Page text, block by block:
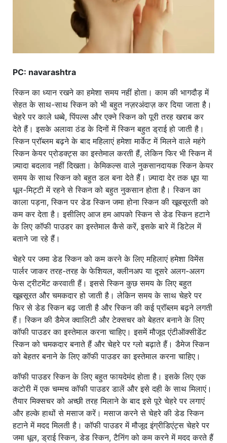
PC: navarashtra
स्किन का ध्यान रखने का हमेशा समय नहीं होता। काम की भागदौड़ में
सेहत के साथ-साथ स्किन को भी बहुत नज़रअंदाज़ कर दिया जाता है।
चेहरे पर काले धब्बे, पिंपल्स और एक्ने स्किन को पूरी तरह खराब कर
देते हैं। इसके अलावा ठंड के दिनों में स्किन बहुत ड्राई हो जाती है।
स्किन प्रॉब्लम बढ़ने के बाद महिलाएं हमेशा मार्केट में मिलने वाले महंगे
स्किन केयर प्रोडक्ट्स का इस्तेमाल करती हैं, लेकिन फिर भी स्किन में
ज़्यादा बदलाव नहीं दिखता। केमिकल्स वाले नुकसानदायक स्किन केयर
समय के साथ स्किन को बहुत डल बना देते हैं। ज़्यादा देर तक धूप या
धूल-मिट्टी में रहने से स्किन को बहुत नुकसान होता है। स्किन का
काला पड़ना, स्किन पर डेड स्किन जमा होना स्किन की खूबसूरती को
कम कर देता है। इसीलिए आज हम आपको स्किन से डेड स्किन हटाने
के लिए कॉफी पाउडर का इस्तेमाल कैसे करें, इसके बारे में डिटेल में
बताने जा रहे हैं।
चेहरे पर जमा डेड स्किन को कम करने के लिए महिलाएं हमेशा विमेंस
पार्लर जाकर तरह-तरह के फेशियल, क्लीनअप या दूसरे अलग-अलग
फेस ट्रीटमेंट करवाती हैं। इससे स्किन कुछ समय के लिए बहुत
खूबसूरत और चमकदार हो जाती है। लेकिन समय के साथ चेहरे पर
फिर से डेड स्किन बढ़ जाती है और स्किन की कई प्रॉब्लम बढ़ने लगती
हैं। स्किन की डैमेज क्वालिटी और टेक्सचर को बेहतर बनाने के लिए
कॉफी पाउडर का इस्तेमाल करना चाहिए। इसमें मौजूद एंटीऑक्सीडेंट
स्किन को चमकदार बनाते हैं और चेहरे पर ग्लो बढ़ाते हैं। डैमेज स्किन
को बेहतर बनाने के लिए कॉफी पाउडर का इस्तेमाल करना चाहिए।
कॉफी पाउडर स्किन के लिए बहुत फायदेमंद होता है। इसके लिए एक
कटोरी में एक चम्मच कॉफी पाउडर डालें और इसे दही के साथ मिलाएं।
तैयार मिक्सचर को अच्छी तरह मिलाने के बाद इसे पूरे चेहरे पर लगाएं
और हल्के हाथों से मसाज करें। मसाज करने से चेहरे की डेड स्किन
हटाने में मदद मिलती है। कॉफी पाउडर में मौजूद इंग्रीडिएंट्स चेहरे पर
जमा धूल, ड्राई स्किन, डेड स्किन, टैनिंग को कम करने में मदद करते हैं